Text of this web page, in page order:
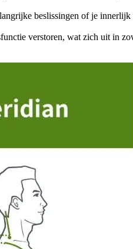
beslissingen of je
verstoren, wat zich uit in